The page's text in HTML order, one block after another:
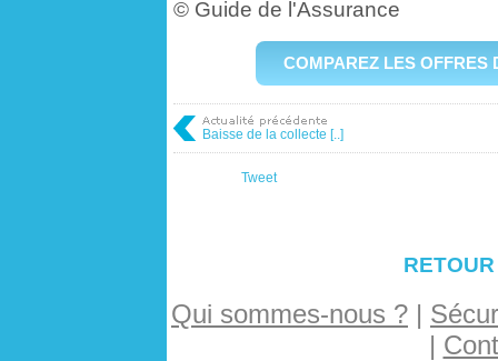
© Guide de l'Assurance
COMPAREZ LES OFFRES
Baisse de la collecte [..]
Tweet
Qui sommes-nous ? |
|